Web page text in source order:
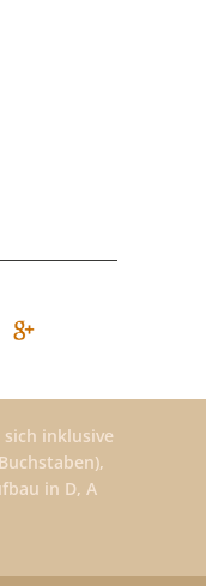
inklusive
in D, A